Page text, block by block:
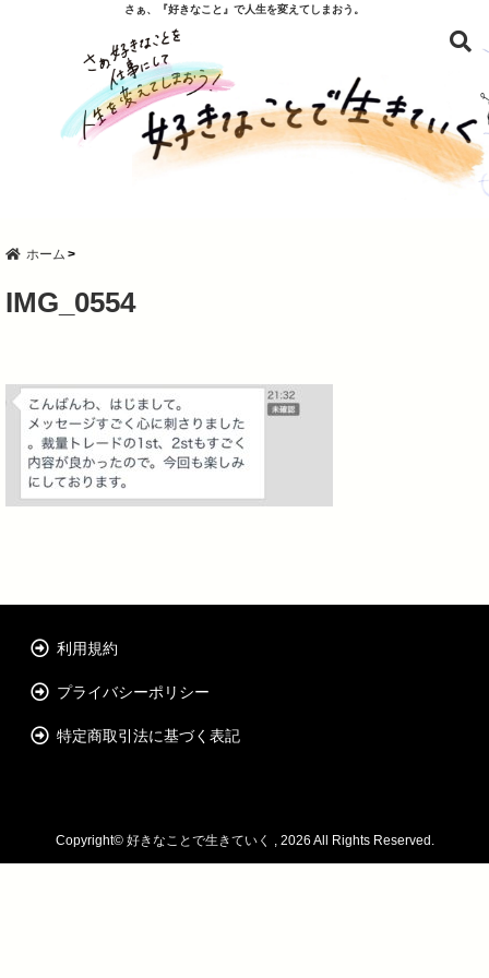
さぁ、『好きなこと』で人生を変えてしまおう。
ホーム
IMG_0554
利用規約
プライバシーポリシー
特定商取引法に基づく表記
Copyright© 好きなことで生きていく , 2026 All Rights Reserved.